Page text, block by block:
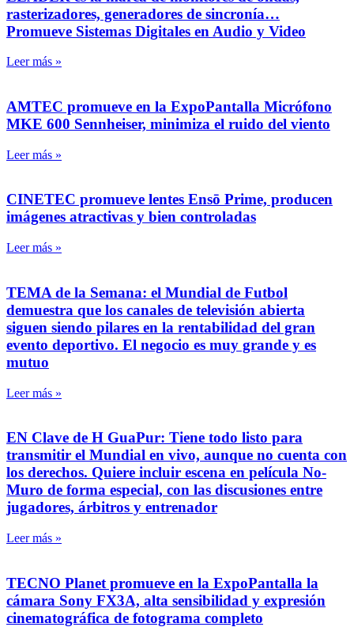
rasterizadores, generadores de sincronía…
Promueve Sistemas Digitales en Audio y Video
Leer más »
AMTEC promueve en la ExpoPantalla Micrófono
MKE 600 Sennheiser, minimiza el ruido del viento
Leer más »
CINETEC promueve lentes Ensō Prime, producen
imágenes atractivas y bien controladas
Leer más »
TEMA de la Semana: el Mundial de Futbol
demuestra que los canales de televisión abierta
siguen siendo pilares en la rentabilidad del gran
evento deportivo. El negocio es muy grande y es
mutuo
Leer más »
EN Clave de H GuaPur: Tiene todo listo para
transmitir el Mundial en vivo, aunque no cuenta con
los derechos. Quiere incluir escena en película No-
Muro de forma especial, con las discusiones entre
jugadores, árbitros y entrenador
Leer más »
TECNO Planet promueve en la ExpoPantalla la
cámara Sony FX3A, alta sensibilidad y expresión
cinematográfica de fotograma completo